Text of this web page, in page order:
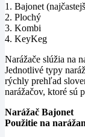
1. Bajonet
2. Plochý
3. Kombi
4. KeyKeg
Narážače slúžia na
Jednotlivé typy
rýchly prehľad
narážačov, ktoré sú
Narážač Bajonet
Použitie na